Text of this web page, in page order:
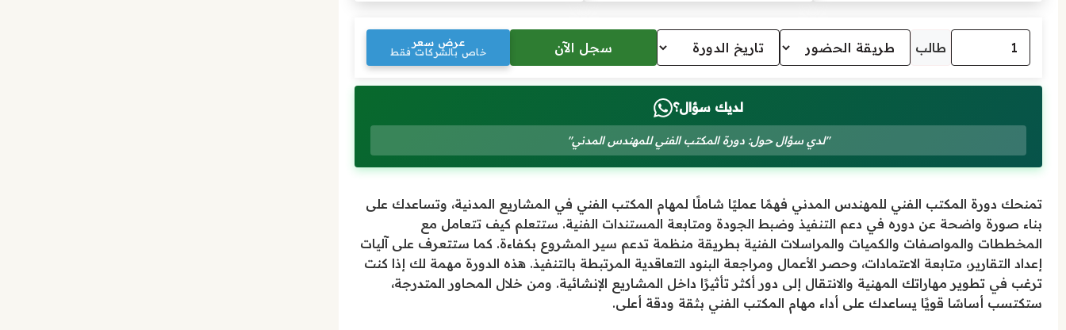
طالب عرض سعر
خاص بالشركات فقط
لديك سؤال؟
"لدي سؤال حول: دورة المكتب الفني للمهندس المدني"
تمنحك دورة المكتب الفني للمهندس المدني فهمًا عمليًا شاملًا لمهام المكتب الفني في المشاريع المدنية، وتساعدك على
بناء صورة واضحة عن دوره في دعم التنفيذ وضبط الجودة ومتابعة المستندات الفنية. ستتعلم كيف تتعامل مع
المخططات والمواصفات والكميات والمراسلات الفنية بطريقة منظمة تدعم سير المشروع بكفاءة. كما ستتعرف على آليات
إعداد التقارير، متابعة الاعتمادات، وحصر الأعمال ومراجعة البنود التعاقدية المرتبطة بالتنفيذ. هذه الدورة مهمة لك إذا كنت
ترغب في تطوير مهاراتك المهنية والانتقال إلى دور أكثر تأثيرًا داخل المشاريع الإنشائية. ومن خلال المحاور المتدرجة،
ستكتسب أساسًا قويًا يساعدك على أداء مهام المكتب الفني بثقة ودقة أعلى.